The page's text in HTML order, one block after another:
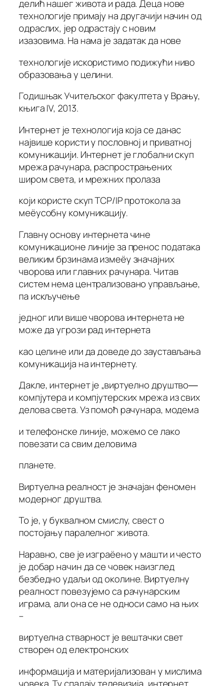
делић нашег живота и рада. Деца нове
технологије примају на другачији начин од
одраслих, јер одрастају с новим
изазовима. На нама је задатак да нове
технологије искористимо подижући ниво
образовања у целини.
Годишњак Учитељског факултета у Врању,
књига IV, 2013.
Интернет је технологија која се данас
највише користи у пословној и приватној
комуникацији. Интернет је глобални скуп
мрежа рачунара, распрострањених
широм света, и мрежних пролаза
који користе скуп TCP/IP протокола за
меёусобну комуникацију.
Главну основу интернета чине
комуникационе линије за пренос података
великим брзинама измеёу значајних
чворова или главних рачунара. Читав
систем нема централизовано управљање,
па искључење
једног или више чворова интернета не
може да угрози рад интернета
као целине или да доведе до заустављања
комуникација на интернету.
Дакле, интернет је „виртуелно друштво―
компјутера и компјутерских мрежа из свих
делова света. Уз помоћ рачунара, модема
и телефонске линије, можемо се лако
повезати са свим деловима
планете.
Виртуелна реалност је значајан феномен
модерног друштва.
То је, у буквалном смислу, свест о
постојању паралелног живота.
Наравно, све је изграёено у машти и често
је добар начин да се човек наизглед
безбедно удаљи од околине. Виртуелну
реалност повезујемо са рачунарским
играма, али она се не односи само на њих
–
виртуелна стварност је вештачки свет
створен од електронских
информација и материјализован у мислима